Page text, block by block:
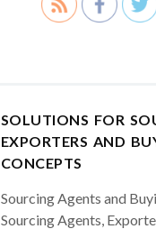
SOLUTIONS FOR
EXPORTERS AND
CONCEPTS
Sourcing Agents and
Sourcing Agents,